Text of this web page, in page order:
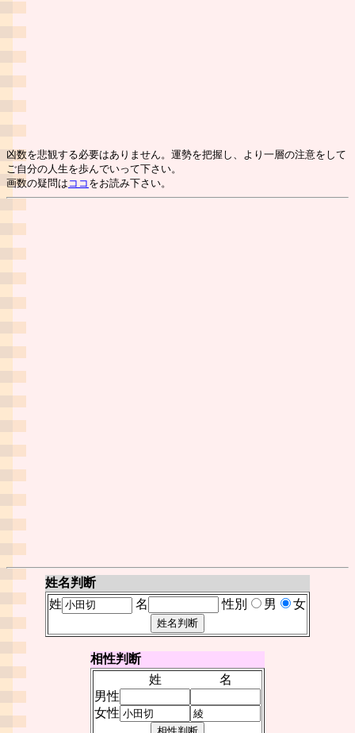
凶数を悲観する必要はありません。運勢を把握し、より一層の注意をして
ご自分の人生を歩んでいって下さい。
画数の疑問は ココ をお読み下さい。
姓名判断
姓
名 性別 男 女
相性判断
姓
名
男性
女性